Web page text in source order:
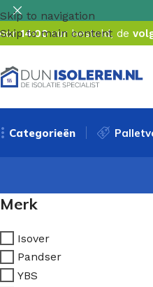
Skip to navigation
Skip to main content
14:00uur besteld, de
Categorieën
Merk
Isover
Pandser
YBS